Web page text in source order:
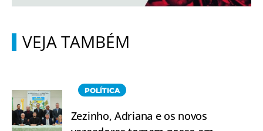
VEJA TAMBÉM
POLÍTICA
Zezinho, Adriana e os novos